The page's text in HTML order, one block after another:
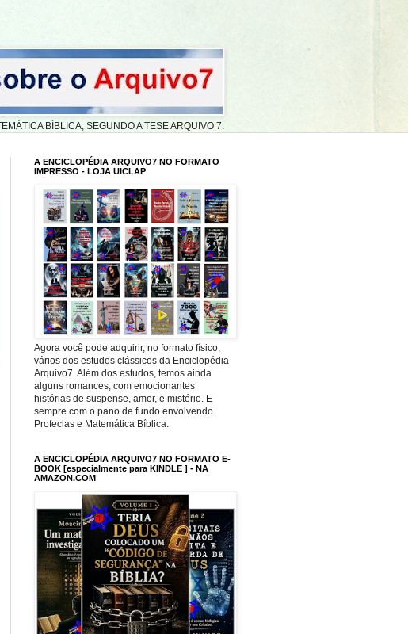
BÍBLICA, SEGUNDO A TESE ARQUIVO 7.
A ENCICLOPÉDIA ARQUIVO7 NO FORMATO
IMPRESSO - LOJA UICLAP
Agora você pode adquirir, no formato físico,
vários dos estudos clássicos da Enciclopédia
Arquivo7. Além dos estudos, temos ainda
alguns romances, com emocionantes
histórias de suspense, amor, e mistério. E
sempre com o pano de fundo envolvendo
Profecias e Matemática Bíblica.
A ENCICLOPÉDIA ARQUIVO7 NO FORMATO E-
BOOK [especialmente para KINDLE ] - NA
AMAZON.COM